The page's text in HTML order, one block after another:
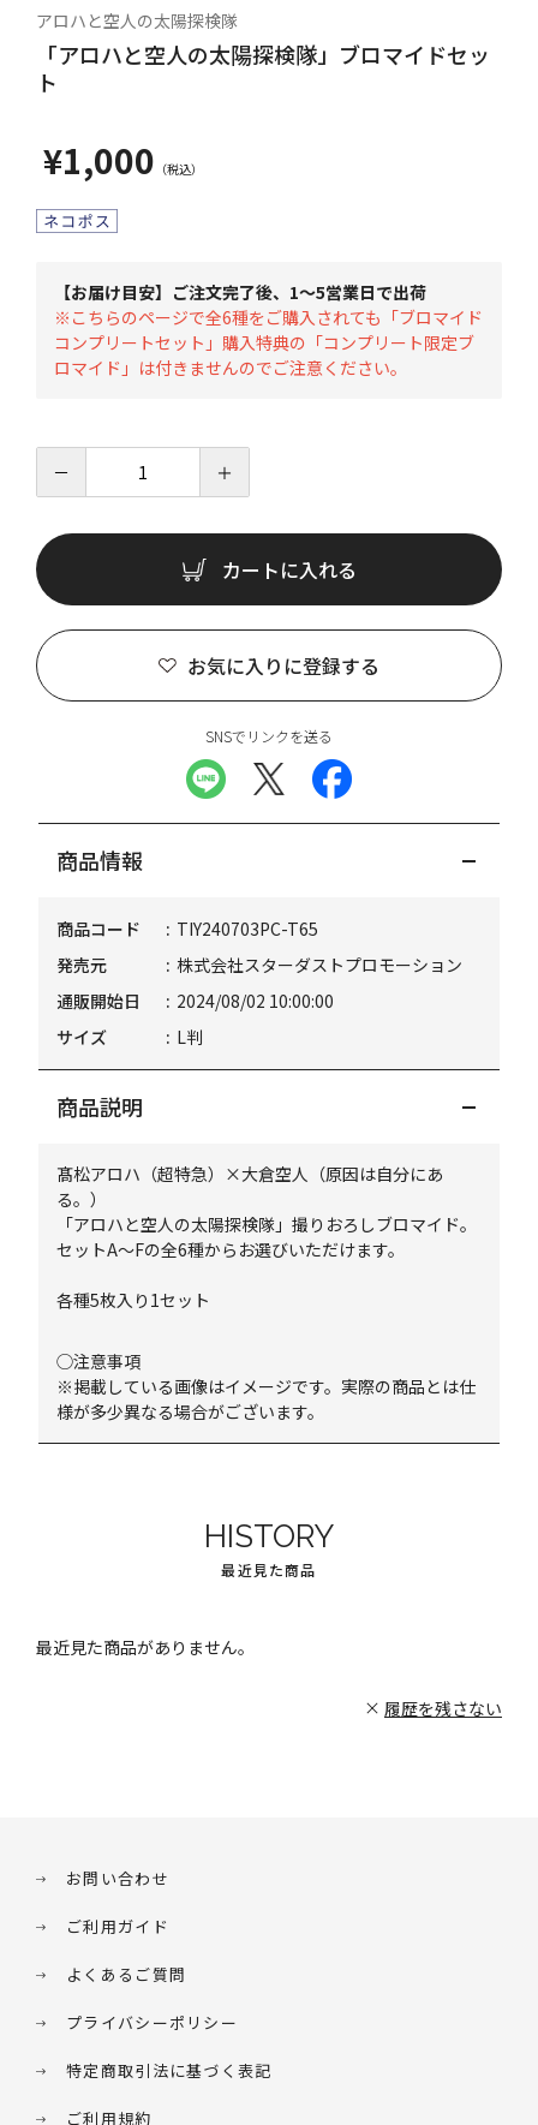
アロハと空人の太陽探検隊
「アロハと空人の太陽探検隊」ブロマイドセッ
ト
¥1,000
【お届け目安】ご注文完了後、1～5営業日で出荷
※こちらのページで全6種をご購入されても「ブロマイド
コンプリートセット」購入特典の「コンプリート限定ブ
ロマイド」は付きませんのでご注意ください。
－ ＋
カートに入れる
お気に入りに登録する
SNSでリンクを送る
商品情報
商品コード
TIY240703PC-T65
発売元
株式会社スターダストプロモーション
通販開始日
2024/08/02 10:00:00
サイズ
L判
商品説明
髙松アロハ（超特急）×大倉空人（原因は自分にあ
る。）
「アロハと空人の太陽探検隊」撮りおろしブロマイド。
セットA～Fの全6種からお選びいただけます。
各種5枚入り1セット
◯注意事項
※掲載している画像はイメージです。実際の商品とは仕
様が多少異なる場合がございます。
HISTORY
最近見た商品
最近見た商品がありません。
履歴を残さない
お問い合わせ
ご利用ガイド
よくあるご質問
プライバシーポリシー
特定商取引法に基づく表記
ご利用規約